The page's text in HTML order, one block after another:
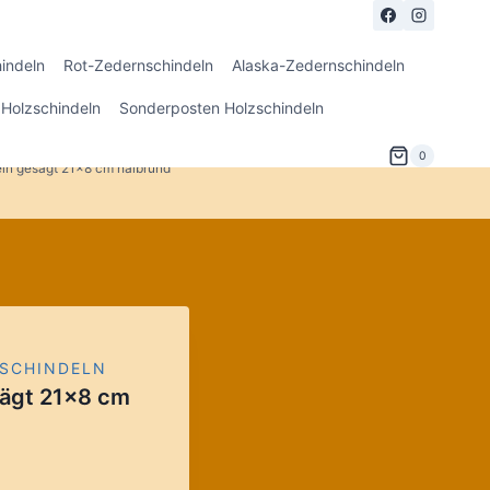
Rot-Zedernschindeln Alaska-Zedernschindeln
Sonderposten Holzschindeln
0
gesägt 21×8 cm halbrund
21×8 cm